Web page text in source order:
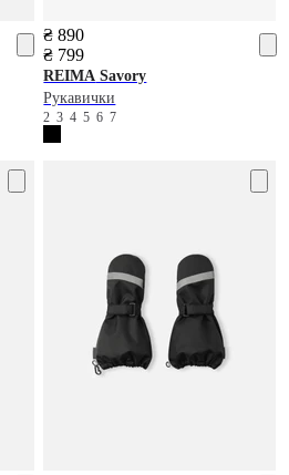
₴ 890
₴ 799
REIMA Savory
Рукавички
234567